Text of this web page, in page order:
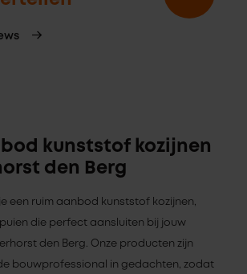
kunststof kozijnen
den Berg
een ruim aanbod kunststof kozijnen,
die perfect aansluiten bij jouw
den Berg. Onze producten zijn
bouwprofessional in gedachten, zodat